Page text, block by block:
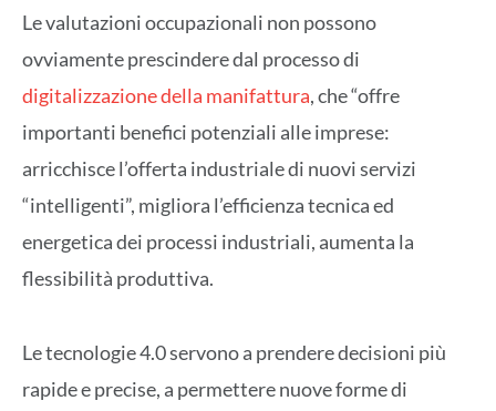
Le valutazioni occupazionali non possono
ovviamente prescindere dal processo di
digitalizzazione della manifattura, che “offre
importanti benefici potenziali alle imprese:
arricchisce l’offerta industriale di nuovi servizi
“intelligenti”, migliora l’efficienza tecnica ed
energetica dei processi industriali, aumenta la
flessibilità produttiva.
Le tecnologie 4.0 servono a prendere decisioni più
rapide e precise, a permettere nuove forme di